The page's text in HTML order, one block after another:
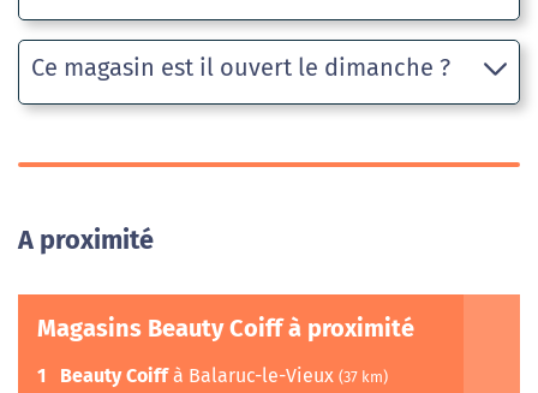
Ce magasin est il ouvert le dimanche ?
A proximité
Magasins Beauty Coiff à proximité
1 Beauty Coiffà Balaruc-le-Vieux (37 km)